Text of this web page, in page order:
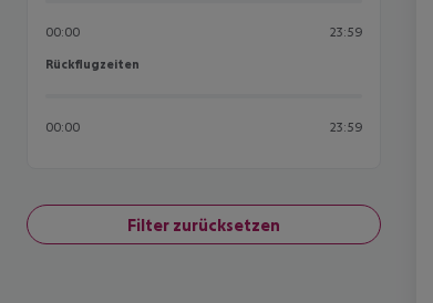
00:00 23:59
Rückflugzeiten
Rückflugzeiten
00:00 23:59
Filter zurücksetzen